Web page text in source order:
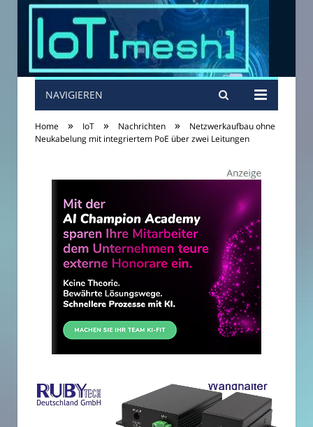
NAVIGIEREN
Home » IoT » Nachrichten »
Netzwerkaufbau ohne
Neukabelung mit integriertem PoE über zwei Leitungen